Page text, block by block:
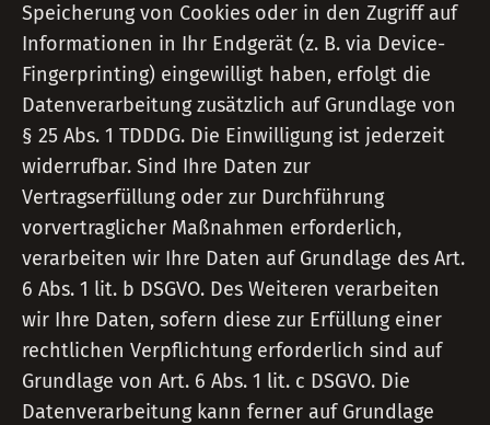
Speicherung von Cookies oder in den Zugriff auf
Informationen in Ihr Endgerät (z. B. via Device-
Fingerprinting) eingewilligt haben, erfolgt die
Datenverarbeitung zusätzlich auf Grundlage von
§ 25 Abs. 1 TDDDG. Die Einwilligung ist jederzeit
widerrufbar. Sind Ihre Daten zur
Vertragserfüllung oder zur Durchführung
vorvertraglicher Maßnahmen erforderlich,
verarbeiten wir Ihre Daten auf Grundlage des Art.
6 Abs. 1 lit. b DSGVO. Des Weiteren verarbeiten
wir Ihre Daten, sofern diese zur Erfüllung einer
rechtlichen Verpflichtung erforderlich sind auf
Grundlage von Art. 6 Abs. 1 lit. c DSGVO. Die
Datenverarbeitung kann ferner auf Grundlage